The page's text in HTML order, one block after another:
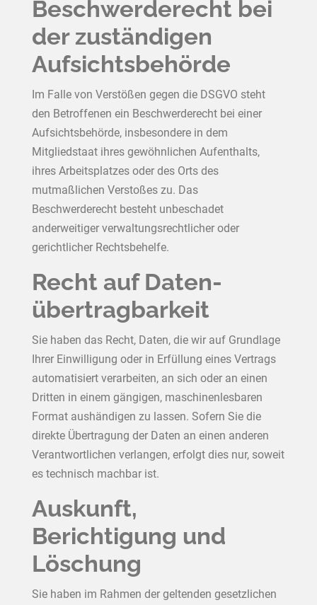
Beschwerde­recht bei
der zuständigen
Aufsichts­behörde
Im Falle von Verstößen gegen die DSGVO steht
den Betroffenen ein Beschwerderecht bei einer
Aufsichtsbehörde, insbesondere in dem
Mitgliedstaat ihres gewöhnlichen Aufenthalts,
ihres Arbeitsplatzes oder des Orts des
mutmaßlichen Verstoßes zu. Das
Beschwerderecht besteht unbeschadet
anderweitiger verwaltungsrechtlicher oder
gerichtlicher Rechtsbehelfe.
Recht auf Daten­
übertrag­barkeit
Sie haben das Recht, Daten, die wir auf Grundlage
Ihrer Einwilligung oder in Erfüllung eines Vertrags
automatisiert verarbeiten, an sich oder an einen
Dritten in einem gängigen, maschinenlesbaren
Format aushändigen zu lassen. Sofern Sie die
direkte Übertragung der Daten an einen anderen
Verantwortlichen verlangen, erfolgt dies nur, soweit
es technisch machbar ist.
Auskunft,
Berichtigung und
Löschung
Sie haben im Rahmen der geltenden gesetzlichen